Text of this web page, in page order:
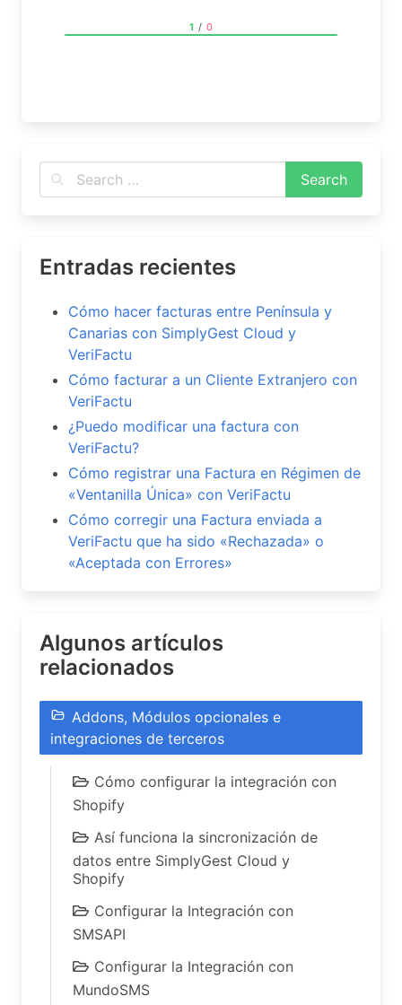
1 / 0
Entradas recientes
Cómo hacer facturas entre Península y
Canarias con SimplyGest Cloud y
VeriFactu
Cómo facturar a un Cliente Extranjero con
VeriFactu
¿Puedo modificar una factura con
VeriFactu?
Cómo registrar una Factura en Régimen de
«Ventanilla Única» con VeriFactu
Cómo corregir una Factura enviada a
VeriFactu que ha sido «Rechazada» o
«Aceptada con Errores»
Algunos artículos
relacionados
Addons, Módulos opcionales e
integraciones de terceros
Cómo configurar la integración con
Shopify
Así funciona la sincronización de
datos entre SimplyGest Cloud y
Shopify
Configurar la Integración con
SMSAPI
Configurar la Integración con
MundoSMS